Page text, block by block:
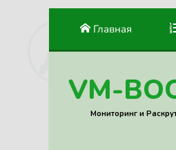
Главная
VM-
Мониторинг и